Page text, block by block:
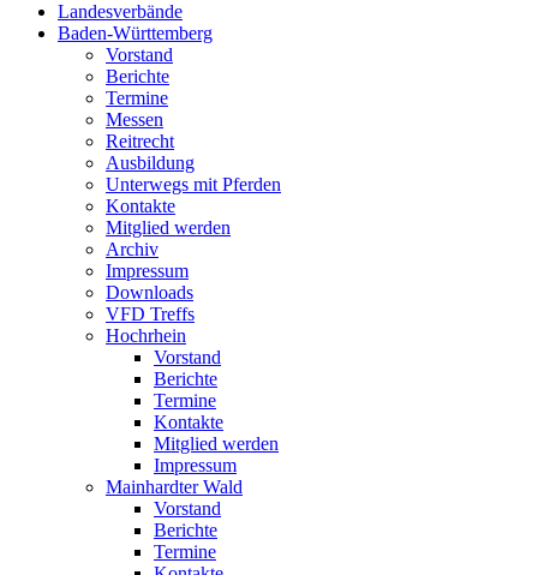
Landesverbände
Baden-Württemberg
Vorstand
Berichte
Termine
Messen
Reitrecht
Ausbildung
Unterwegs mit Pferden
Kontakte
Mitglied werden
Archiv
Impressum
Downloads
VFD Treffs
Hochrhein
Vorstand
Berichte
Termine
Kontakte
Mitglied werden
Impressum
Mainhardter Wald
Vorstand
Berichte
Termine